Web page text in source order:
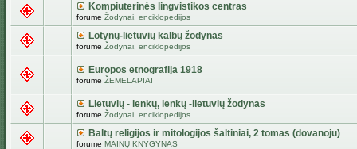
Kompiuterinės lingvistikos centras
forume Žodynai, enciklopedijos
Lotynų-lietuvių kalbų žodynas
forume Žodynai, enciklopedijos
Europos etnografija 1918
forume ŽEMĖLAPIAI
Lietuvių - lenkų, lenkų -lietuvių žodynas
forume Žodynai, enciklopedijos
Baltų religijos ir mitologijos šaltiniai, 2 tomas (dovanoju)
forume MAINŲ KNYGYNAS